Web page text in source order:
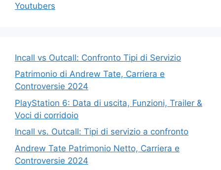
Youtubers
Incall vs Outcall: Confronto Tipi di Servizio
Patrimonio di Andrew Tate, Carriera e
Controversie 2024
PlayStation 6: Data di uscita, Funzioni, Trailer &
Voci di corridoio
Incall vs. Outcall: Tipi di servizio a confronto
Andrew Tate Patrimonio Netto, Carriera e
Controversie 2024